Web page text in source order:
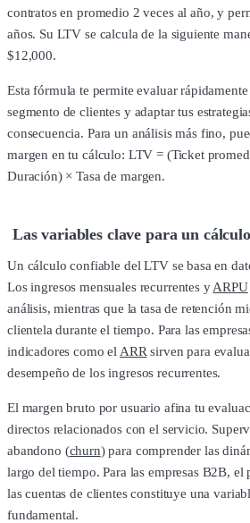
contratos en promedio 2 veces al año, y
años. Su LTV se calcula de la siguiente
$12,000.
Esta fórmula te permite evaluar
segmento de clientes y adaptar tus
consecuencia. Para un análisis más fino,
margen en tu cálculo: LTV = (Ticket
Duración) × Tasa de margen.
Las variables clave para un
Un cálculo confiable del LTV se basa en
Los ingresos mensuales recurrentes yARPU
análisis, mientras que la tasa de retención
clientela durante el tiempo. Para las
indicadores como el ARR sirven para
desempeño de los ingresos recurrentes.
El margen bruto por usuario afina tu
directos relacionados con el servicio.
abandono (churn) para comprender las
largo del tiempo. Para las empresas B2B, el
las cuentas de clientes constituye una
fundamental.